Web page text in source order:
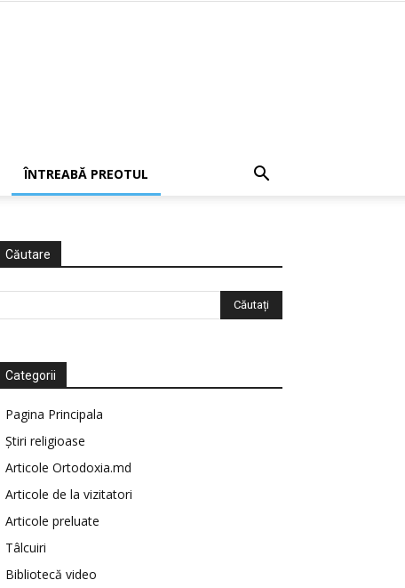
ÎNTREABĂ PREOTUL
Căutare
Categorii
Pagina Principala
Știri religioase
Articole Ortodoxia.md
Articole de la vizitatori
Articole preluate
Tâlcuiri
Bibliotecă video